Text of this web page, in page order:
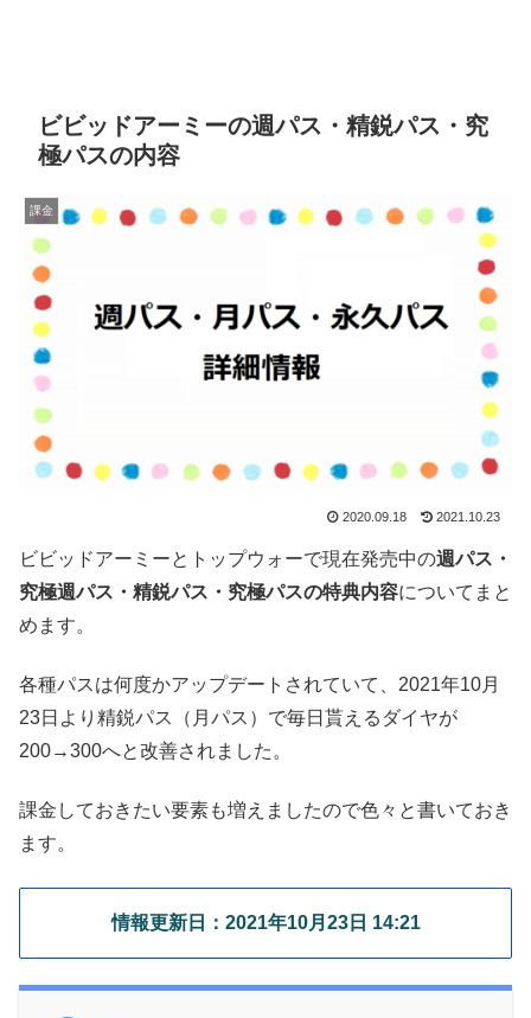
ビビッドアーミーの週パス・精鋭パス・究
極パスの内容
課金
2020.09.18 2021.10.23
ビビッドアーミーとトップウォーで現在発売中の週パス・
究極週パス・精鋭パス・究極パスの特典内容についてまと
めます。
各種パスは何度かアップデートされていて、2021年10月
23日より精鋭パス（月パス）で毎日貰えるダイヤが
200→300へと改善されました。
課金しておきたい要素も増えましたので色々と書いておき
ます。
情報更新日：2021年10月23日 14:21